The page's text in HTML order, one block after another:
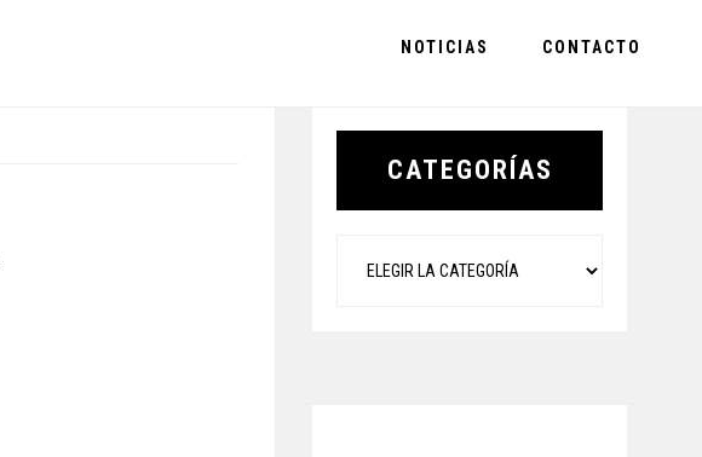
NOTICIAS CONTACTO
Primary
CATEGORÍAS